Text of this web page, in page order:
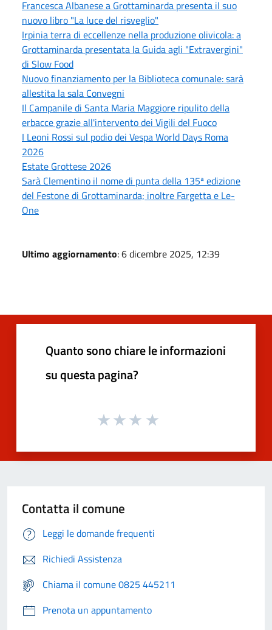
Francesca Albanese a Grottaminarda presenta il suo
nuovo libro "La luce del risveglio"
Irpinia terra di eccellenze nella produzione olivicola: a
Grottaminarda presentata la Guida agli "Extravergini"
di Slow Food
Nuovo finanziamento per la Biblioteca comunale: sarà
allestita la sala Convegni
Il Campanile di Santa Maria Maggiore ripulito della
erbacce grazie all'intervento dei Vigili del Fuoco
I Leoni Rossi sul podio dei Vespa World Days Roma
2026
Estate Grottese 2026
Sarà Clementino il nome di punta della 135ª edizione
del Festone di Grottaminarda; inoltre Fargetta e Le-
One
Ultimo aggiornamento: 6 dicembre 2025, 12:39
Quanto sono chiare le informazioni
su questa pagina?
Contatta il comune
Leggi le domande frequenti
Richiedi Assistenza
Chiama il comune 0825 445211
Prenota un appuntamento